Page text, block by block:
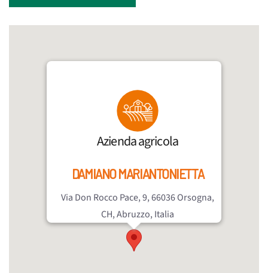
Azienda agricola
DAMIANO MARIANTONIETTA
Via Don Rocco Pace, 9, 66036 Orsogna,
CH, Abruzzo, Italia